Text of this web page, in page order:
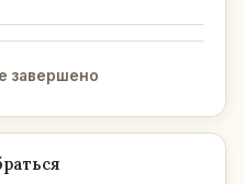
завершено